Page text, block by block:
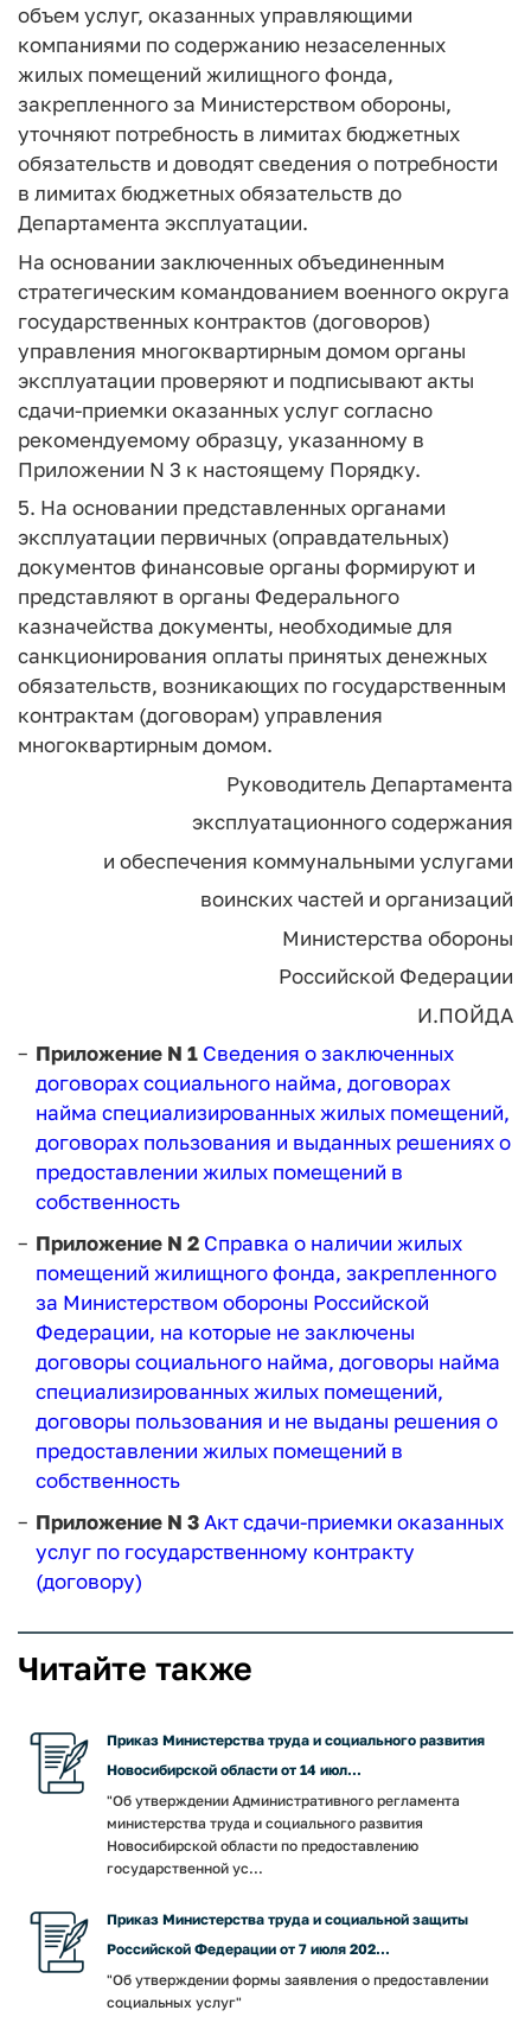
объем услуг, оказанных управляющими
компаниями по содержанию незаселенных
жилых помещений жилищного фонда,
закрепленного за Министерством обороны,
уточняют потребность в лимитах бюджетных
обязательств и доводят сведения о потребности
в лимитах бюджетных обязательств до
Департамента эксплуатации.
На основании заключенных объединенным
стратегическим командованием военного округа
государственных контрактов (договоров)
управления многоквартирным домом органы
эксплуатации проверяют и подписывают акты
сдачи-приемки оказанных услуг согласно
рекомендуемому образцу, указанному в
Приложении N 3 к настоящему Порядку.
5. На основании представленных органами
эксплуатации первичных (оправдательных)
документов финансовые органы формируют и
представляют в органы Федерального
казначейства документы, необходимые для
санкционирования оплаты принятых денежных
обязательств, возникающих по государственным
контрактам (договорам) управления
многоквартирным домом.
Руководитель Департамента
эксплуатационного содержания
и обеспечения коммунальными услугами
воинских частей и организаций
Министерства обороны
Российской Федерации
И.ПОЙДА
Приложение N 1 Сведения о заключенных
договорах социального найма, договорах
найма специализированных жилых помещений,
договорах пользования и выданных решениях о
предоставлении жилых помещений в
собственность
Приложение N 2 Справка о наличии жилых
помещений жилищного фонда, закрепленного
за Министерством обороны Российской
Федерации, на которые не заключены
договоры социального найма, договоры найма
специализированных жилых помещений,
договоры пользования и не выданы решения о
предоставлении жилых помещений в
собственность
Приложение N 3Акт сдачи-приемки оказанных
услуг по государственному контракту
(договору)
Читайте также
Приказ Министерства труда и социального развития
Новосибирской области от 14 июл...
"Об утверждении Административного регламента
министерства труда и социального развития
Новосибирской области по предоставлению
государственной ус...
Приказ Министерства труда и социальной защиты
Российской Федерации от 7 июля 202...
"Об утверждении формы заявления о предоставлении
социальных услуг"